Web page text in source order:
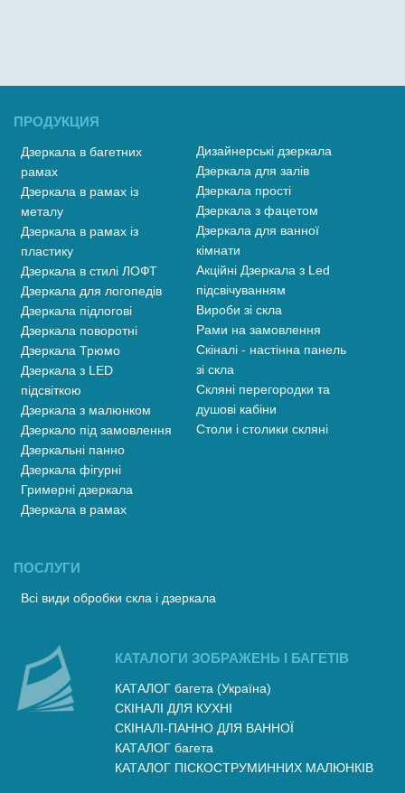
ПРОДУКЦИЯ
Дзеркала в багетних
рамах
Дзеркала в рамах із
металу
Дзеркала в рамах із
пластику
Дзеркала в стилі ЛОФТ
Дзеркала для логопедів
Дзеркала підлогові
Дзеркала поворотні
Дзеркала Трюмо
Дзеркала з LED
підсвіткою
Дзеркала з малюнком
Дзеркало під замовлення
Дзеркальні панно
Дзеркала фігурні
Гримерні дзеркала
Дзеркала в рамах
Дизайнерські дзеркала
Дзеркала для залів
Дзеркала прості
Дзеркала з фацетом
Дзеркала для ванної
кімнати
Акційні Дзеркала з Led
підсвічуванням
Вироби зі скла
Рами на замовлення
Скіналі - настінна панель
зі скла
Скляні перегородки та
душові кабіни
Столи і столики скляні
ПОСЛУГИ
Всі види обробки скла і дзеркала
КАТАЛОГИ ЗОБРАЖЕНЬ І БАГЕТІВ
КАТАЛОГ багета (Україна)
СКІНАЛІ ДЛЯ КУХНІ
СКІНАЛІ-ПАННО ДЛЯ ВАННОЇ
КАТАЛОГ багета
КАТАЛОГ ПІСКОСТРУМИННИХ МАЛЮНКІВ